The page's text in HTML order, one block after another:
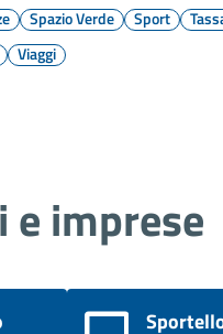
Spazio Verde Sport
Viaggi
imprese